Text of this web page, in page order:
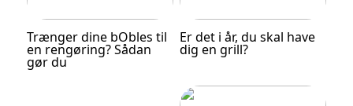
Trænger dine bObles til
en rengøring? Sådan
gør du
Er det i år, du skal have
dig en grill?